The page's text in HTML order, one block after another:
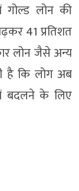
गोल्ड लोन की
41 प्रतिशत
लोन जैसे अन्य
है कि लोग अब
बदलने के लिए